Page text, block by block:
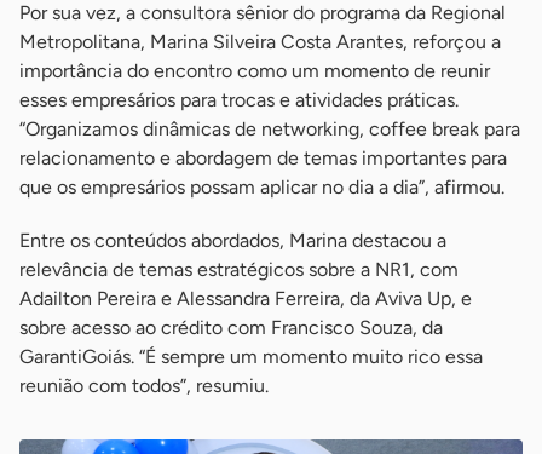
Por sua vez, a consultora sênior do programa da Regional
Metropolitana, Marina Silveira Costa Arantes, reforçou a
importância do encontro como um momento de reunir
esses empresários para trocas e atividades práticas.
“Organizamos dinâmicas de networking, coffee break para
relacionamento e abordagem de temas importantes para
que os empresários possam aplicar no dia a dia”, afirmou.
Entre os conteúdos abordados, Marina destacou a
relevância de temas estratégicos sobre a NR1, com
Adailton Pereira e Alessandra Ferreira, da Aviva Up, e
sobre acesso ao crédito com Francisco Souza, da
GarantiGoiás. “É sempre um momento muito rico essa
reunião com todos”, resumiu.